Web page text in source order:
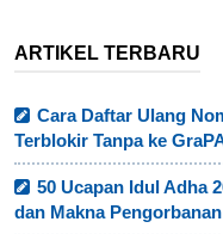
ARTIKEL TERBARU
Cara Daftar Ulang
Terblokir Tanpa ke
50 Ucapan Idul Adha
dan Makna Pengorbanan